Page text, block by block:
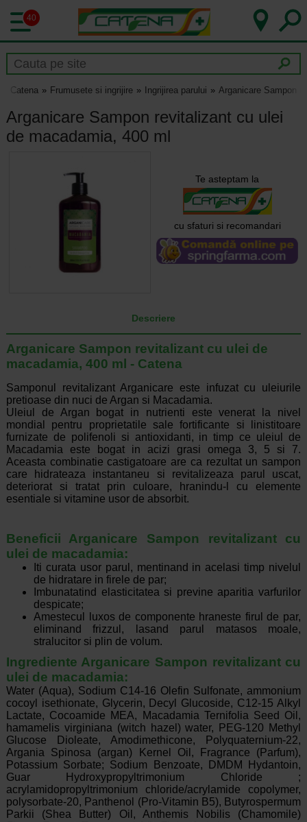
40
Catena Frumusete si ingrijire Ingrijirea parului Arganicare Sampon
Arganicare Sampon revitalizant cu ulei
de macadamia, 400 ml
Te asteptam la
cu sfaturi si recomandari
Descriere
Arganicare Sampon revitalizant cu ulei de
macadamia, 400 ml - Catena
Samponul revitalizant Arganicare este infuzat cu uleiurile
pretioase din nuci de Argan si Macadamia.
Uleiul de Argan bogat in nutrienti este venerat la nivel
mondial pentru proprietatile sale fortificante si linistitoare
furnizate de polifenoli si antioxidanti, in timp ce uleiul de
Macadamia este bogat in acizi grasi omega 3, 5 si 7.
Aceasta combinatie castigatoare are ca rezultat un sampon
care hidrateaza instantaneu si revitalizeaza parul uscat,
deteriorat si tratat prin culoare, hranindu-l cu elemente
esentiale si vitamine usor de absorbit.
Beneficii Arganicare Sampon revitalizant cu
ulei de macadamia:
Iti curata usor parul, mentinand in acelasi timp nivelul
de hidratare in firele de par;
Imbunatatind elasticitatea si previne aparitia varfurilor
despicate;
Amestecul luxos de componente hraneste firul de par,
eliminand frizzul, lasand parul matasos moale,
stralucitor si plin de volum.
Ingrediente Arganicare Sampon revitalizant cu
ulei de macadamia:
Water (Aqua), Sodium C14-16 Olefin Sulfonate, ammonium
cocoyl isethionate, Glycerin, Decyl Glucoside, C12-15 Alkyl
Lactate, Cocoamide MEA, Macadamia Ternifolia Seed Oil,
hamamelis virginiana (witch hazel) water, PEG-120 Methyl
Glucose Dioleate, Amodimethicone, Polyquaternium-22,
Argania Spinosa (argan) Kernel Oil, Fragrance (Parfum),
Potassium Sorbate; Sodium Benzoate, DMDM Hydantoin,
Guar Hydroxypropyltrimonium Chloride ;
acrylamidopropyltrimonium chloride/acrylamide copolymer,
polysorbate-20, Panthenol (Pro-Vitamin B5), Butyrospermum
Parkii (Shea Butter) Oil, Anthemis Nobilis (Chamomile)